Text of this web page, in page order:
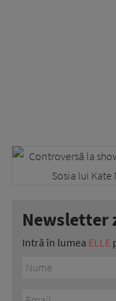
Newsletter
Intră în lumea ELLE